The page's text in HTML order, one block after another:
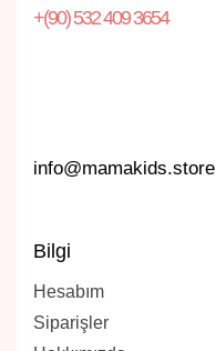
+(90) 532 409 3654
info@mamakids.store
Bilgi
Hesabım
Siparişler